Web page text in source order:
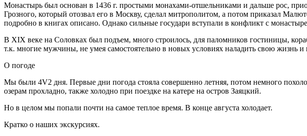
Монастырь был основан в 1436 г. простыми монахами-отшельниками и дальше рос,
Грозного, который отозвал его в Москву, сделал митрополитом, а потом приказал
подробно в книгах описано. Однако сильные государи вступали в конфликт с
В XIX веке на Соловках был подъем, много строилось, для паломников гостиницы,
т.к. многие мужчины, не умея самостоятельно в новых условиях наладить свою жизнь
О погоде
Мы были 4V2 дня. Первые дни погода стояла совершенно летняя, потом немного
озерам прохладно, также холодно при поездке на катере на остров Заяцкий.
Но в целом мы попали почти на самое теплое время. В конце августа холодает.
Кратко о наших экскурсиях.